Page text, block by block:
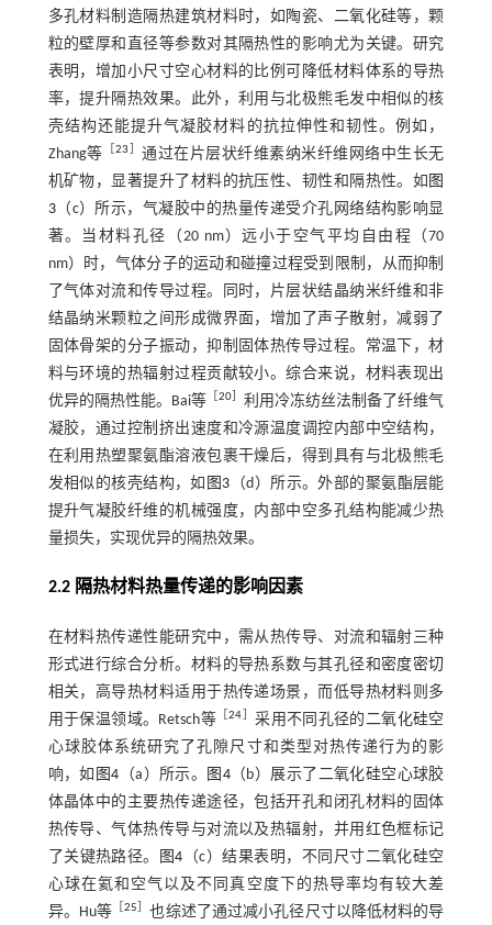
多孔材料制造隔热建筑材料时，如陶瓷、二氧化硅等，颗
粒的壁厚和直径等参数对其隔热性的影响尤为关键。研究
表明，增加小尺寸空心材料的比例可降低材料体系的导热
率，提升隔热效果。此外，利用与北极熊毛发中相似的核
壳结构还能提升气凝胶材料的抗拉伸性和韧性。例如，
Zhang等 ［23 ］通过在片层状纤维素纳米纤维网络中生长无
机矿物，显著提升了材料的抗压性、韧性和隔热性。如 图
3（c）所示，气凝胶中的热量传递受介孔网络结构影响显
著。当材料孔径（20 nm）远小于空气平均自由程（70
nm）时，气体分子的运动和碰撞过程受到限制，从而抑制
了气体对流和传导过程。同时，片层状结晶纳米纤维和非
结晶纳米颗粒之间形成微界面，增加了声子散射，减弱了
固体骨架的分子振动，抑制固体热传导过程。常温下，材
料与环境的热辐射过程贡献较小。综合来说，材料表现出
优异的隔热性能。Bai等［ 20］利用冷冻纺丝法制备了纤维气
凝胶，通过控制挤出速度和冷源温度调控内部中空结构，
在利用热塑聚氨酯溶液包裹干燥后，得到具有与北极熊毛
发相似的核壳结构，如 图3 （d）所示。外部的聚氨酯层能
提升气凝胶纤维的机械强度，内部中空多孔结构能减少热
量损失，实现优异的隔热效果。
2.2 隔热材料热量传递的影响因素
在材料热传递性能研究中，需从热传导、对流和辐射三种
形式进行综合分析。材料的导热系数与其孔径和密度密切
相关，高导热材料适用于热传递场景，而低导热材料则多
用于保温领域。Retsch等 ［24
采用不同孔径的二氧化硅空
心球胶体系统研究了孔隙尺寸和类型对热传递行为的影
响，如 图4 （a）所示。 图4（b）展示了二氧化硅空心球胶
体晶体中的主要热传递途径，包括开孔和闭孔材料的固体
热传导、气体热传导与对流以及热辐射，并用红色框标记
了关键热路径。
图4 （c）结果表明，不同尺寸二氧化硅空
心球在氦和空气以及不同真空度下的热导率均有较大差
异。Hu等 ［25 ］也综述了通过减小孔径尺寸以降低材料的导